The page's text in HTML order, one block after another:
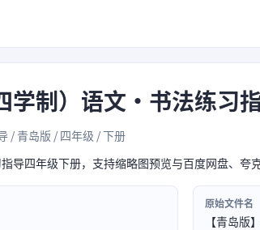
学制）语文·书法练习
/ 青岛版 / 四年级 / 下册
四年级下册，支持缩略图预览与百度网盘、夸克
原始文件名
【青岛